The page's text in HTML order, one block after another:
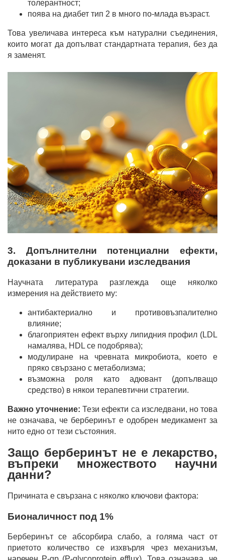
толерантност;
поява на диабет тип 2 в много по-млада възраст.
Това увеличава интереса към натурални съединения,
които могат да допълват стандартната терапия, без да
я заменят.
3. Допълнителни потенциални ефекти,
доказани в публикувани изследвания
Научната литература разглежда още няколко
измерения на действието му:
антибактериално и противовъзпалително
влияние;
благоприятен ефект върху липидния профил (LDL
намалява, HDL се подобрява);
модулиране на чревната микробиота, което е
пряко свързано с метаболизма;
възможна роля като адювант (допълващо
средство) в някои терапевтични стратегии.
Важно уточнение: Тези ефекти са изследвани, но това
не означава, че берберинът е одобрен медикамент за
нито едно от тези състояния.
Защо берберинът не е лекарство,
въпреки множеството научни
данни?
Причината е свързана с няколко ключови фактора:
Бионаличност под 1%
Берберинът се абсорбира слабо, а голяма част от
приетото количество се изхвърля чрез механизъм,